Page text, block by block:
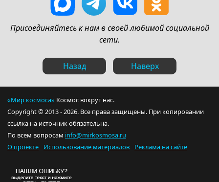
Присоединяйтесь к нам в своей любимой социальной
сети.
Назад Наверх
«Мир космоса» Космос вокруг нас.
Copyright © 2013 - 2026. Все права защищены. При копировании
ссылка на источник обязательна.
По всем вопросам info@mirkosmosa.ru
О проекте
Использование материалов Реклама на сайте